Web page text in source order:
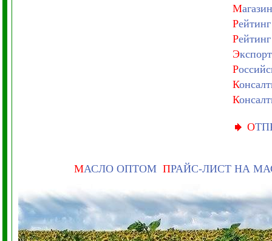
М
Р
Р
Э
Р
К
К
О
МАСЛО ОПТОМ ПРАЙС-ЛИСТ НА